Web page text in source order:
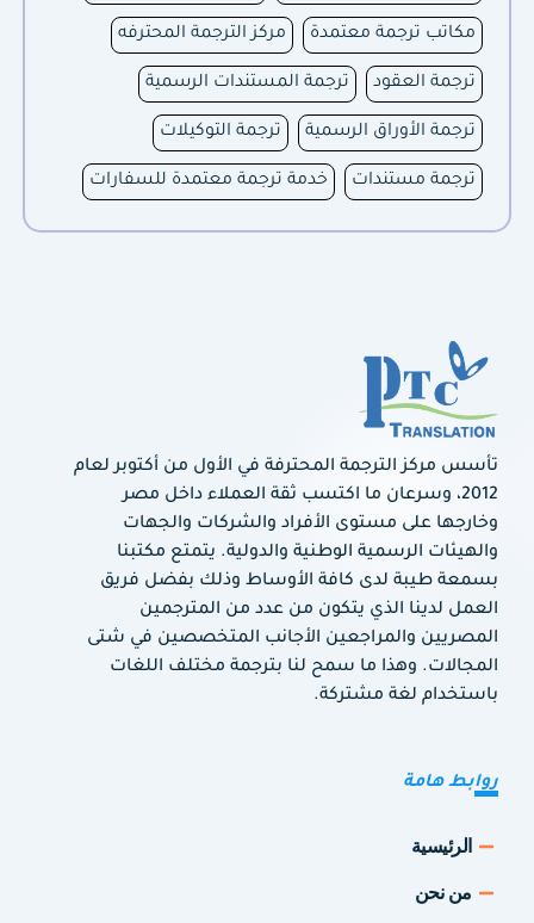
مكاتب ترجمة معتمدة مركز الترجمة المحترفه
ترجمة العقود ترجمة المستندات الرسمية
ترجمة الأوراق الرسمية ترجمة التوكيلات
ترجمة مستندات خدمة ترجمة معتمدة للسفارات
تأسس مركز الترجمة المحترفة في الأول من أكتوبر لعام
2012، وسرعان ما اكتسب ثقة العملاء داخل مصر
وخارجها على مستوى الأفراد والشركات والجهات
والهيئات الرسمية الوطنية والدولية. يتمتع مكتبنا
بسمعة طيبة لدى كافة الأوساط وذلك بفضل فريق
العمل لدينا الذي يتكون من عدد من المترجمين
المصريين والمراجعين الأجانب المتخصصين في شتى
المجالات. وهذا ما سمح لنا بترجمة مختلف اللغات
باستخدام لغة مشتركة.
روابط هامة
الرئيسية
من نحن